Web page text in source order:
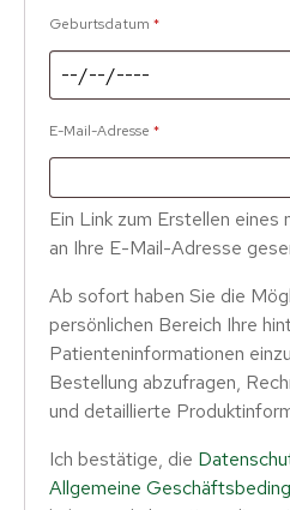
Geburtsdatum *
E-Mail-Adresse *Erforderlich
Ein Link zum Erstellen eines
an Ihre E-Mail-Adresse
Ab sofort haben Sie die
persönlichen Bereich Ihre
Patienteninformationen
Bestellung abzufragen,
und detaillierte
Ich bestätige, die
Allgemeine